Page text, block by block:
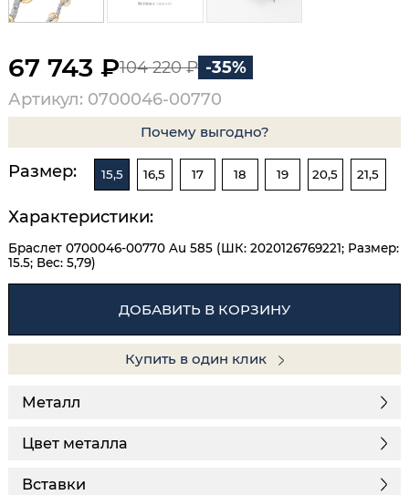
67 743 ₽104 220 ₽ -35%
Артикул: 0700046-00770
Почему выгодно?
Размер: 15,5 16,5 17 18 19 20,5 21,5
Характеристики:
Браслет 0700046-00770 Au 585 (ШК: 2020126769221; Размер:
15.5; Вес: 5,79)
ДОБАВИТЬ В КОРЗИНУ
Купить в один клик
Металл
Цвет металла
Вставки